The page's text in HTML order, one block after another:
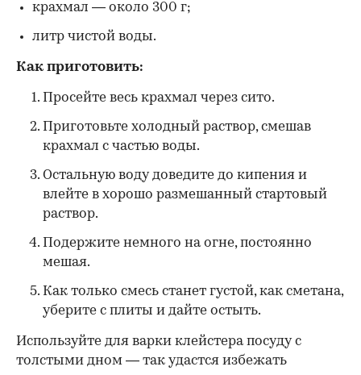
крахмал — около 300 г;
литр чистой воды.
Как приготовить:
Просейте весь крахмал через сито.
Приготовьте холодный раствор, смешав
крахмал с частью воды.
Остальную воду доведите до кипения и
влейте в хорошо размешанный стартовый
раствор.
Подержите немного на огне, постоянно
мешая.
Как только смесь станет густой, как сметана,
уберите с плиты и дайте остыть.
Используйте для варки клейстера посуду с
толстыми дном — так удастся избежать